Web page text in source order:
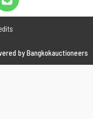
by Bangkokauctioneers